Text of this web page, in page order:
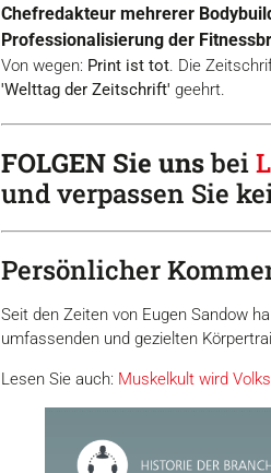
Chefredakteur mehrerer
Professionalisierung der
Von wegen: Print ist tot. Die
'Welttag der Zeitschrift' geehrt.
FOLGEN Sie unsbei
und verpassen Sie
Persönlicher
Seit den Zeiten von Eugen Sandow
umfassenden und gezielten
Lesen Sie auch: Muskelkult wird